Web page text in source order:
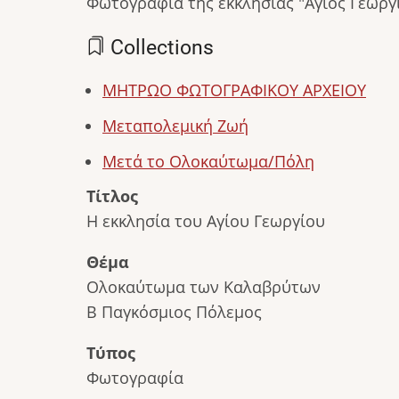
Collections
ΜΗΤΡΩΟ ΦΩΤΟΓΡΑΦΙΚΟΥ ΑΡΧΕΙΟΥ
Μεταπολεμική Ζωή
Μετά το Ολοκαύτωμα/Πόλη
Τίτλος
Η εκκλησία του Αγίου Γεωργίου
Θέμα
Ολοκαύτωμα των Καλαβρύτων
Β Παγκόσμιος Πόλεμος
Τύπος
Φωτογραφία